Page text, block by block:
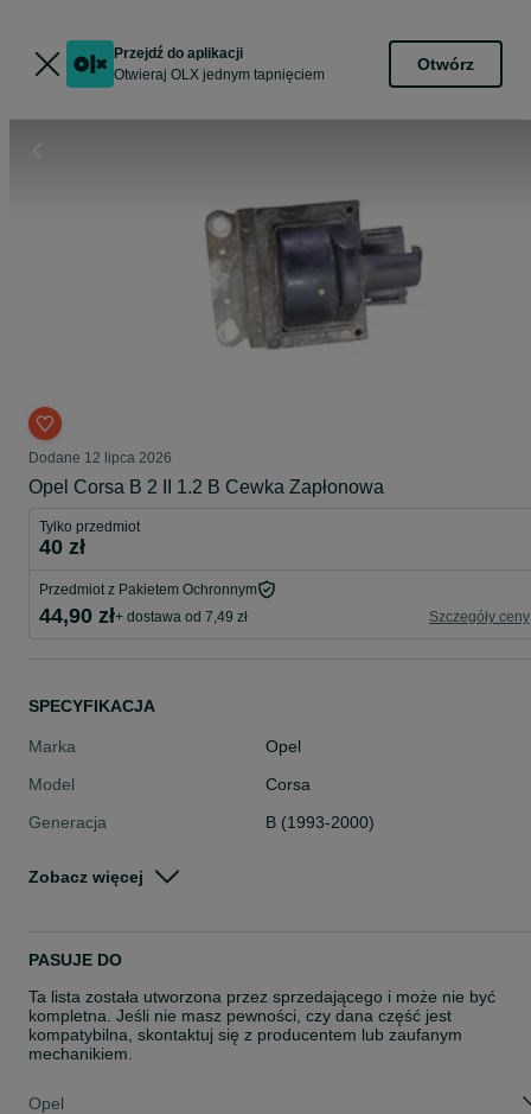
Przejdź do aplikacji
Otwieraj OLX jednym tapnięciem
Otwórz
Dodane 12 lipca 2026
Opel Corsa B 2 II 1.2 B Cewka Zapłonowa
Tylko przedmiot
40 zł
Przedmiot z Pakietem Ochronnym
44,90 zł+ dostawa od 7,49 zł Szczegóły ceny
SPECYFIKACJA
Marka
Opel
Model
Corsa
Generacja
B (1993-2000)
Rodzaj
Zobacz więcej
PASUJE DO
Ta lista została utworzona przez sprzedającego i może nie być
kompletna. Jeśli nie masz pewności, czy dana część jest
kompatybilna, skontaktuj się z producentem lub zaufanym
mechanikiem.
Opel